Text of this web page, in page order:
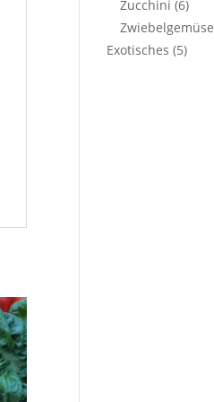
Zucchini (6)
Zwiebelgemüse
Exotisches (5)